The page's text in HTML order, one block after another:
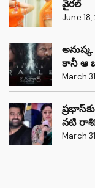
వైరల్
June
కానీ ఆ
March
నటి
March